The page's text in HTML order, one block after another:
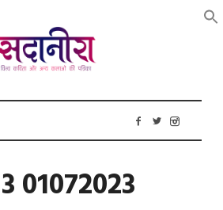
01072023